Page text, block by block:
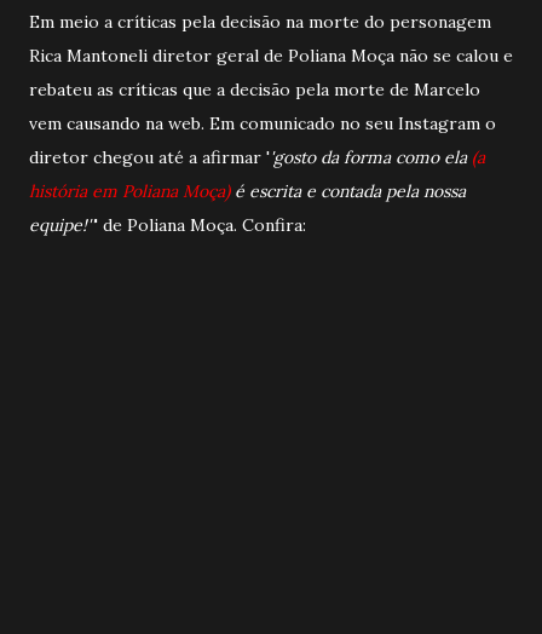
Em meio a críticas pela decisão na morte do personagem
Rica Mantoneli diretor geral de Poliana Moça não se calou e
rebateu as críticas que a decisão pela morte de Marcelo
vem causando na web. Em comunicado no seu Instagram o
diretor chegou até a afirmar ''gosto da forma como ela (a
história em Poliana Moça)é escrita e contada pela nossa
equipe!''' de Poliana Moça. Confira: